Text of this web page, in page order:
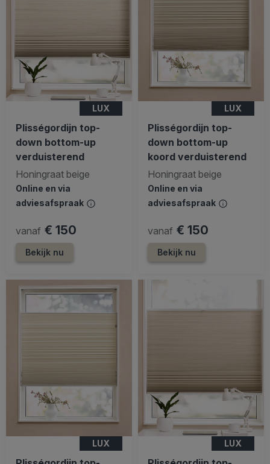
LUX
Plisségordijn top-
down bottom-up
verduisterend
Honingraat beige
Online en via
adviesafspraak
vanaf € 150
Bekijk nu
LUX
Plisségordijn top-
down bottom-up
koord verduisterend
Honingraat beige
Online en via
adviesafspraak
vanaf € 150
Bekijk nu
LUX LUX